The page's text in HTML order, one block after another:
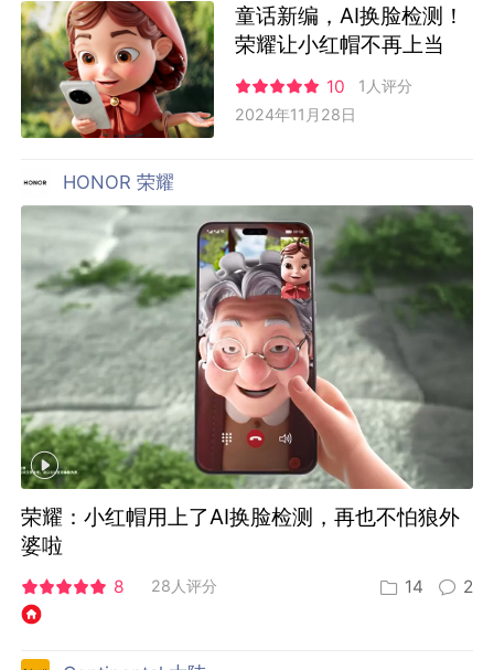
童话新编，AI换脸检测！
荣耀让小红帽不再上当
10
1人评分
2024年11月28日
HONOR 荣耀
荣耀：小红帽用上了AI换脸检测，再也不怕狼外
婆啦
8 28人评分 14 2